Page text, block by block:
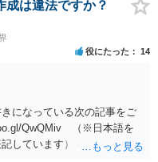
成は違法ですか？
役にたった 14
になっている次の記事をご
QwQMiv （※日本語を
しています） 私も同先生と